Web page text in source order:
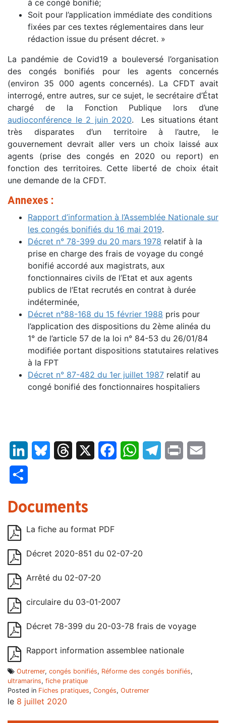
à ce congé bonifié;
Soit pour l’application immédiate des conditions
fixées par ces textes réglementaires dans leur
rédaction issue du présent décret. »
La pandémie de Covid19 a bouleversé l’organisation
des congés bonifiés pour les agents concernés
(environ 35 000 agents concernés). La CFDT avait
interrogé, entre autres, sur ce sujet, le secrétaire d’État
chargé de la Fonction Publique lors d’une
audioconférence le 2 juin 2020. Les situations étant
très disparates d’un territoire à l’autre, le
gouvernement devrait aller vers un choix laissé aux
agents (prise des congés en 2020 ou report) en
fonction des territoires. Cette liberté de choix était
une demande de la CFDT.
Annexes :
Rapport d’information à l’Assemblée Nationale sur
les congés bonifiés du 16 mai 2019.
Décret n° 78-399 du 20 mars 1978 relatif à la
prise en charge des frais de voyage du congé
bonifié accordé aux magistrats, aux
fonctionnaires civils de l’Etat et aux agents
publics de l’Etat recrutés en contrat à durée
indéterminée,
Décret n°88-168 du 15 février 1988 pris pour
l’application des dispositions du 2ème alinéa du
1° de l’article 57 de la loi n° 84-53 du 26/01/84
modifiée portant dispositions statutaires relatives
à la FPT
Décret n° 87-482 du 1er juillet 1987 relatif au
congé bonifié des fonctionnaires hospitaliers
LinkedInBluesky Threads FacebookWhatsAppTelegram
Print
Documents
La fiche au format PDF
Décret 2020-851 du 02-07-20
Arrêté du 02-07-20
circulaire du 03-01-2007
Décret 78-399 du 20-03-78 frais de voyage
Rapport information assemblee nationale
Outremer, congés bonifiés, Réforme des congés bonifiés,
ultramarins, fiche pratique
Posted in Fiches pratiques, Congés, Outremer
le 8 juillet 2020